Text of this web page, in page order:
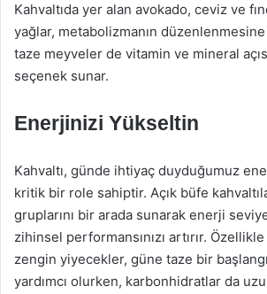
Kahvaltıda yer alan avokado, ceviz ve
yağlar, metabolizmanın düzenlenmesine
taze meyveler de vitamin ve mineral
seçenek sunar.
Enerjinizi Yükseltin
Kahvaltı, günde ihtiyaç duyduğumuz
kritik bir role sahiptir. Açık büfe
gruplarını bir arada sunarak enerji
zihinsel performansınızı artırır.
zengin yiyecekler, güne taze bir
yardımcı olurken, karbonhidratlar da